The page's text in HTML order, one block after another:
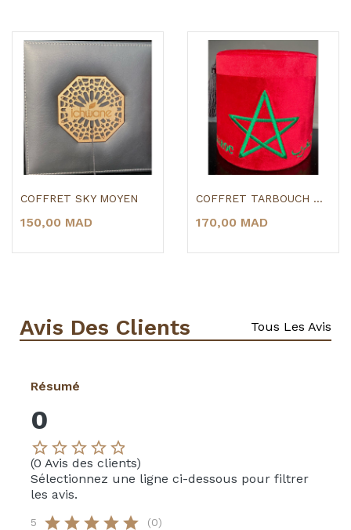
COFFRET SKY MOYEN
150,00 MAD
COFFRET TARBOUCH MAROCAIN
170,00 MAD
Avis Des Clients Tous Les Avis
Résumé
0
star_border star_border star_border star_border star_border
(0 Avis des clients)
Sélectionnez une ligne ci-dessous pour filtrer
les avis.
5 star star star star star
(0)